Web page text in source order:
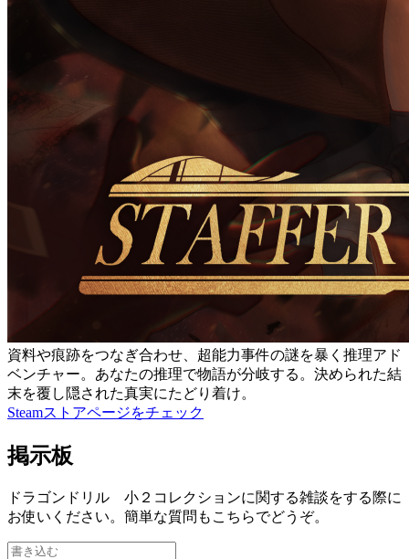
資料や痕跡をつなぎ合わせ、超能力事件の謎を暴く推理アド
ベンチャー。あなたの推理で物語が分岐する。決められた結
末を覆し隠された真実にたどり着け。
Steamストアページをチェック
掲示板
ドラゴンドリル 小２コレクションに関する雑談をする際に
お使いください。簡単な質問もこちらでどうぞ。